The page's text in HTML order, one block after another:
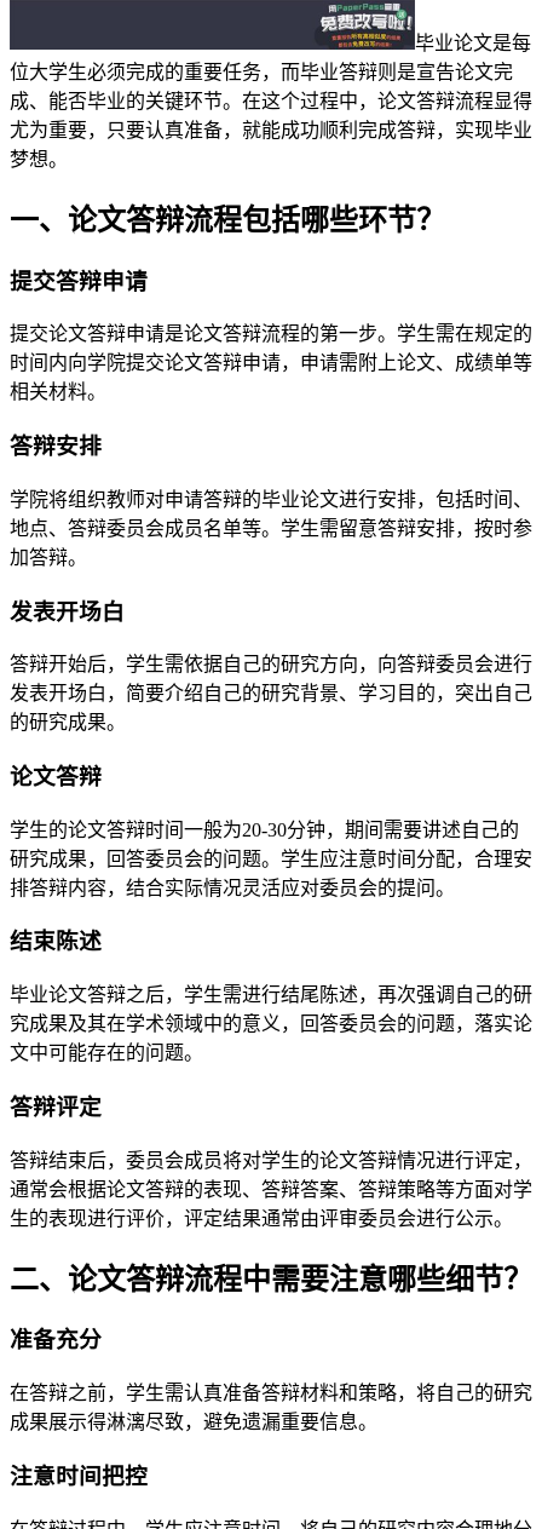
毕业论文是每
位大学生必须完成的重要任务，而毕业答辩则是宣告论文完
成、能否毕业的关键环节。在这个过程中，论文答辩流程显得
尤为重要，只要认真准备，就能成功顺利完成答辩，实现毕业
梦想。
一、论文答辩流程包括哪些环节？
提交答辩申请
提交论文答辩申请是论文答辩流程的第一步。学生需在规定的
时间内向学院提交论文答辩申请，申请需附上论文、成绩单等
相关材料。
答辩安排
学院将组织教师对申请答辩的毕业论文进行安排，包括时间、
地点、答辩委员会成员名单等。学生需留意答辩安排，按时参
加答辩。
发表开场白
答辩开始后，学生需依据自己的研究方向，向答辩委员会进行
发表开场白，简要介绍自己的研究背景、学习目的，突出自己
的研究成果。
论文答辩
学生的论文答辩时间一般为20-30分钟，期间需要讲述自己的
研究成果，回答委员会的问题。学生应注意时间分配，合理安
排答辩内容，结合实际情况灵活应对委员会的提问。
结束陈述
毕业论文答辩之后，学生需进行结尾陈述，再次强调自己的研
究成果及其在学术领域中的意义，回答委员会的问题，落实论
文中可能存在的问题。
答辩评定
答辩结束后，委员会成员将对学生的论文答辩情况进行评定，
通常会根据论文答辩的表现、答辩答案、答辩策略等方面对学
生的表现进行评价，评定结果通常由评审委员会进行公示。
二、论文答辩流程中需要注意哪些细节？
准备充分
在答辩之前，学生需认真准备答辩材料和策略，将自己的研究
成果展示得淋漓尽致，避免遗漏重要信息。
注意时间把控